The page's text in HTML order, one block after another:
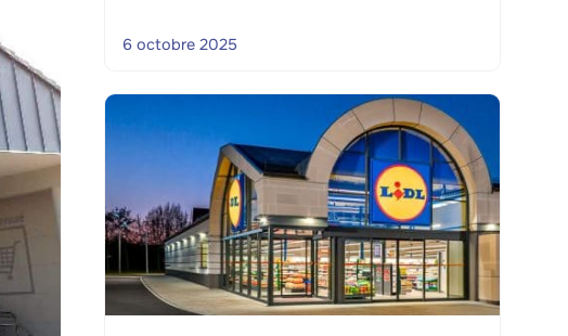
6 octobre 2025